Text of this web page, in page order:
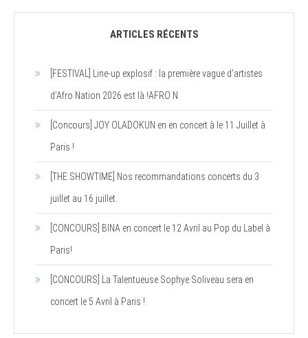
ARTICLES RÉCENTS
[FESTIVAL] Line-up explosif : la première vague d’artistes
d’Afro Nation 2026 est là !AFRO N
[Concours] JOY OLADOKUN en en concert à le 11 Juillet à
Paris !
[THE SHOWTIME] Nos recommandations concerts du 3
juillet au 16 juillet.
[CONCOURS] BINA en concert le 12 Avril au Pop du Label à
Paris!
[CONCOURS] La Talentueuse Sophye Soliveau sera en
concert le 5 Avril à Paris !